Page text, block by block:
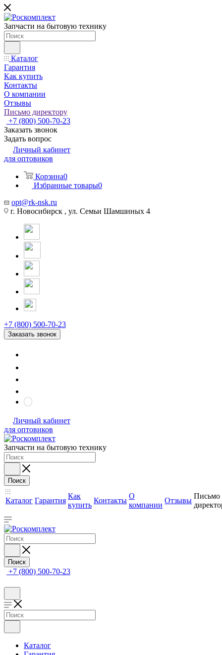
Запчасти на бытовую технику
Каталог
Гарантия
Как купить
Контакты
О компании
Отзывы
Письмо директору
+7 (800) 500-70-23
Заказать звонок
Задать вопрос
Личный кабинет
для оптовиков
Корзина0
Избранные товары0
opt@rk-nsk.ru
г. Новосибирск , ул. Семьи Шамшиных 4
+7 (800) 500-70-23
Заказать звонок
Личный кабинет
для оптовиков
Запчасти на бытовую технику
Поиск
Каталог Гарантия
Как
купить
Контакты
О
компании
Отзывы
Письмо
Поиск
+7 (800) 500-70-23
Каталог